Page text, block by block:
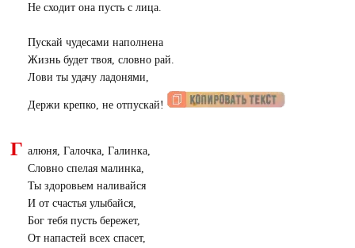
Не сходит она пусть с лица.
Пускай чудесами наполнена
Жизнь будет твоя, словно рай.
Лови ты удачу ладонями,
Держи крепко, не отпускай!
Г алюня, Галочка, Галинка,
Словно спелая малинка,
Ты здоровьем наливайся
И от счастья улыбайся,
Бог тебя пусть бережет,
От напастей всех спасет,